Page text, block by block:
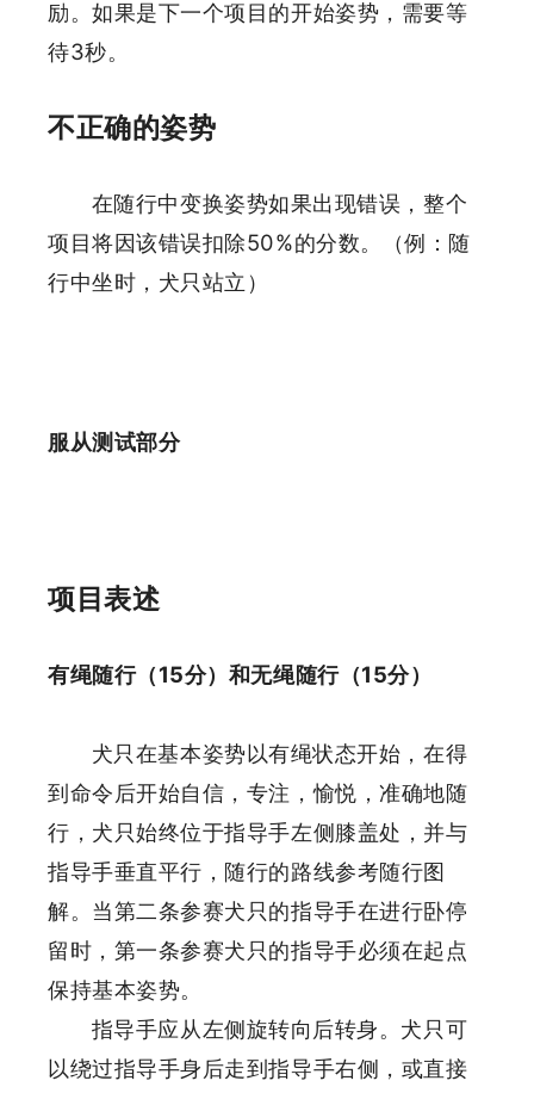
励。如果是下一个项目的开始姿势，需要等
待3秒。
不正确的姿势
在随行中变换姿势如果出现错误，整个
项目将因该错误扣除50%的分数。（例：随
行中坐时，犬只站立）
服从测试部分
项目表述
有绳随行（15分）和无绳随行（15分）
犬只在基本姿势以有绳状态开始，在得
到命令后开始自信，专注，愉悦，准确地随
行，犬只始终位于指导手左侧膝盖处，并与
指导手垂直平行，随行的路线参考随行图
解。当第二条参赛犬只的指导手在进行卧停
留时，第一条参赛犬只的指导手必须在起点
保持基本姿势。
指导手应从左侧旋转向后转身。犬只可
以绕过指导手身后走到指导手右侧，或直接